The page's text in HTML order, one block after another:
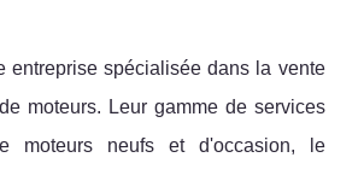
entreprise spécialisée dans la vente
moteurs. Leur gamme de services
moteurs neufs et d'occasion, le